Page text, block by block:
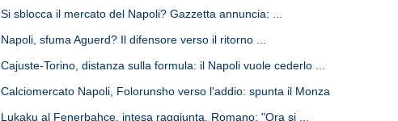
Si sblocca il mercato del Napoli? Gazzetta annuncia: ...
Napoli, sfuma Aguerd? Il difensore verso il ritorno ...
Cajuste-Torino, distanza sulla formula: il Napoli vuole cederlo ...
Calciomercato Napoli, Folorunsho verso l'addio: spunta il Monza
Lukaku al Fenerbahçe, intesa raggiunta. Romano: "Ora si ...